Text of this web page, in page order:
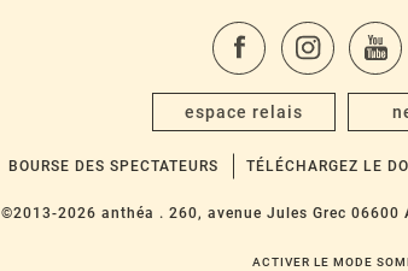
espace relais
BOURSE DES SPECTATEURS TÉLÉCHARGEZ LE
©2013-2026 anthéa . 260, avenue Jules Grec 06600
ACTIVER LE MODE